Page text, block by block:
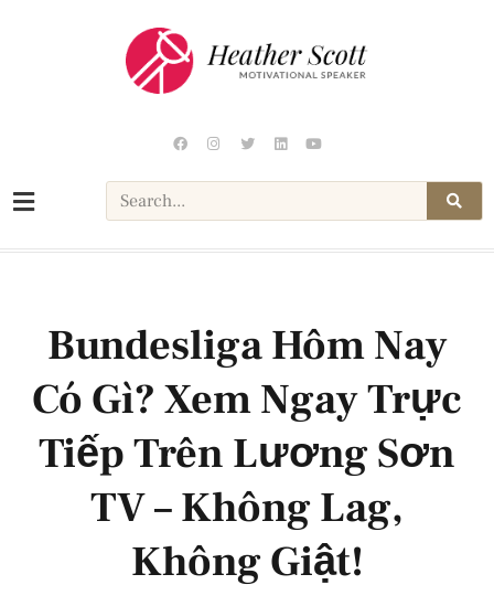
Bundesliga Hôm Nay
Có Gì? Xem Ngay Trực
Tiếp Trên Lương Sơn
TV – Không Lag,
Không Giật!